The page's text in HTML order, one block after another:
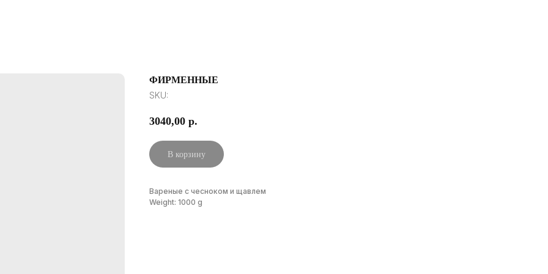
ФИРМЕННЫЕ
SKU:
3040,00 р.
В корзину
Вареные с чесноком и щавлем
Weight: 1000 g